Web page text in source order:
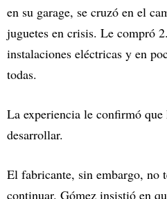
en su garage, se cruzó en el
juguetes en crisis. Le compró
instalaciones eléctricas y en
todas.
La experiencia le confirmó
desarrollar.
El fabricante, sin embargo, no
continuar. Gómez insistió en